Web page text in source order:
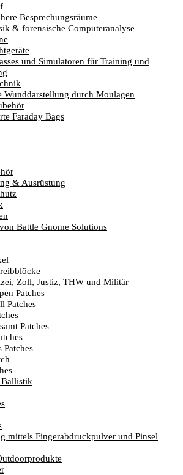
Besprechungsräume
& forensische Computeranalyse
und Simulatoren für Training und
Wunddarstellung durch Moulagen
Faraday Bags
& Ausrüstung
Battle Gnome Solutions
Zoll, Justiz, THW und Militär
Patches
Patches
Patches
Patches
Ballistik
mittels Fingerabdruckpulver und Pinsel